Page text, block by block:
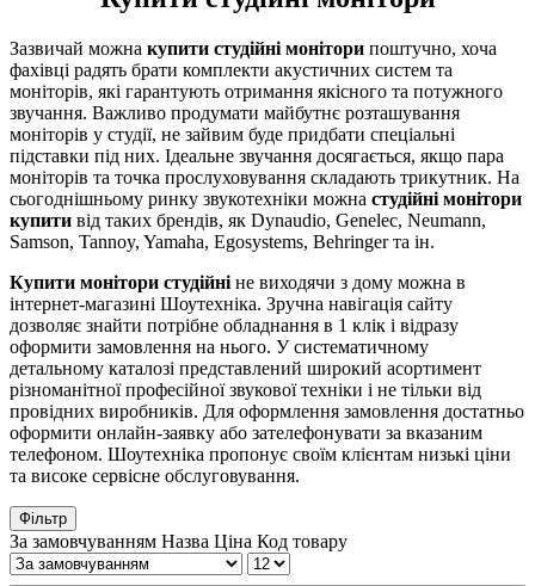
Зазвичай можна купити студійні монітори поштучно, хоча
фахівці радять брати комплекти акустичних систем та
моніторів, які гарантують отримання якісного та потужного
звучання. Важливо продумати майбутнє розташування
моніторів у студії, не зайвим буде придбати спеціальні
підставки під них. Ідеальне звучання досягається, якщо пара
моніторів та точка прослуховування складають трикутник. На
сьогоднішньому ринку звукотехніки можна студійні монітори
купити від таких брендів, як Dynaudio, Genelec, Neumann,
Samson, Tannoy, Yamaha, Egosystems, Behringer та ін.
Купити монітори студійні не виходячи з дому можна в
інтернет-магазині Шоутехніка. Зручна навігація сайту
дозволяє знайти потрібне обладнання в 1 клік і відразу
оформити замовлення на нього. У систематичному
детальному каталозі представлений широкий асортимент
різноманітної професійної звукової техніки і не тільки від
провідних виробників. Для оформлення замовлення достатньо
оформити онлайн-заявку або зателефонувати за вказаним
телефоном. Шоутехніка пропонує своїм клієнтам низькі ціни
та високе сервісне обслуговування.
Фільтр
За замовчуванням Назва Ціна Код товару